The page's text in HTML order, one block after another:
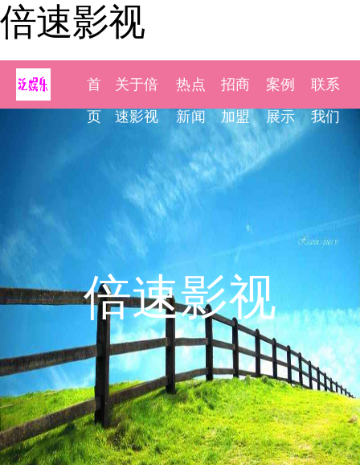
倍速影视
首
页
关于倍
速影视
热点
新闻
招商
加盟
案例
展示
联系
我们
倍速影视